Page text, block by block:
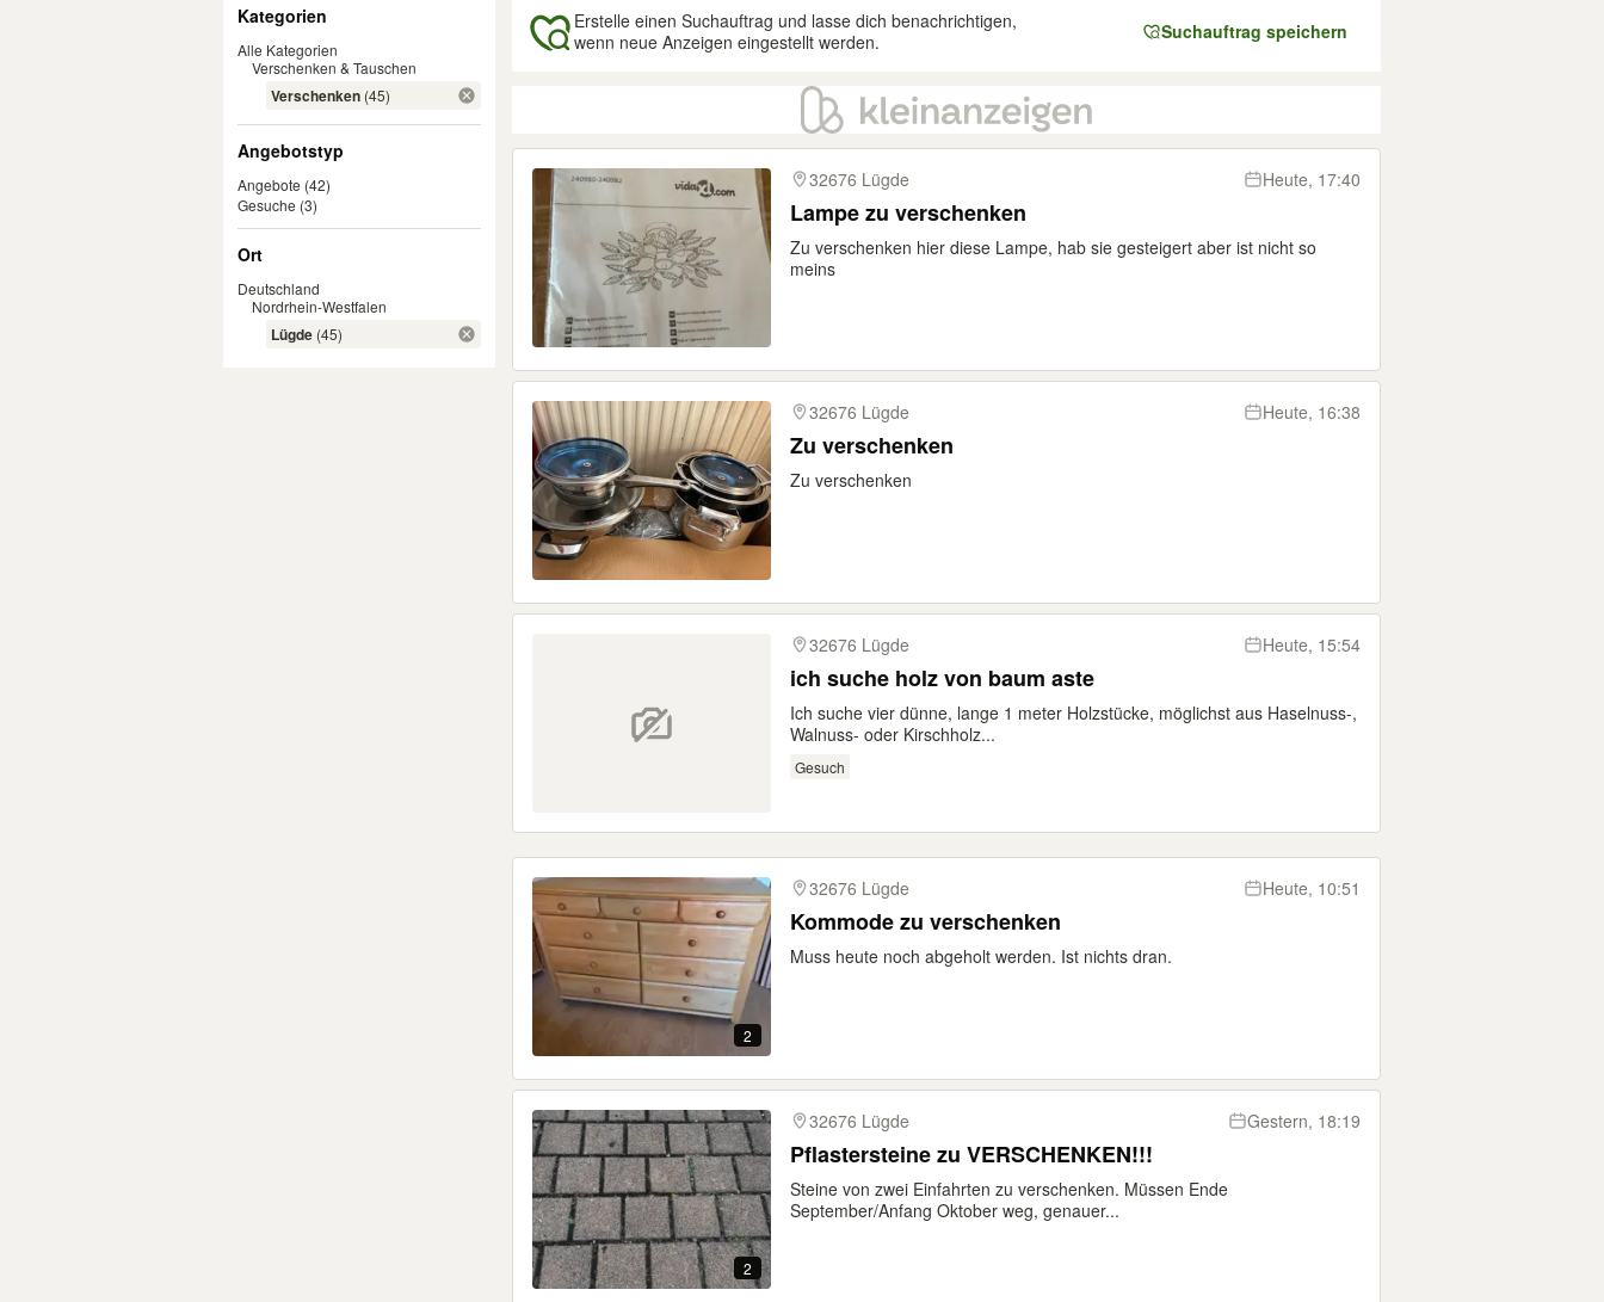
Kategorien
Alle Kategorien
Verschenken & Tauschen
Verschenken (45)
Angebotstyp
Angebote (42)
Gesuche (3)
Ort
Deutschland
Nordrhein-Westfalen
Lügde (45)
Erstelle einen Suchauftrag und lasse dich benachrichtigen,
wenn neue Anzeigen eingestellt werden.
Suchauftrag speichern
Ergebnisse
32676 Lügde
Heute, 17:40
Lampe zu verschenken
Zu verschenken hier diese Lampe, hab sie gesteigert aber ist nicht so
meins
32676 Lügde Heute, 16:38
Zu verschenken
Zu verschenken
32676 Lügde Heute, 15:54
ich suche holz von baum aste
Ich suche vier dünne, lange 1 meter Holzstücke, möglichst aus Haselnuss-,
Walnuss- oder Kirschholz...
Gesuch
2
32676 Lügde Heute, 10:51
Kommode zu verschenken
Muss heute noch abgeholt werden. Ist nichts dran.
2
32676 Lügde Gestern, 18:19
Pflastersteine zu VERSCHENKEN!!!
Steine von zwei Einfahrten zu verschenken. Müssen Ende
September/Anfang Oktober weg, genauer...